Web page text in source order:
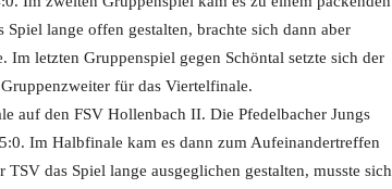
lange offen gestalten, brachte sich dann aber
letzten Gruppenspiel gegen Schöntal setzte sich der
für das Viertelfinale.
auf den FSV Hollenbach II. Die Pfedelbacher Jungs
Im Halbfinale kam es dann zum Aufeinandertreffen
das Spiel lange ausgeglichen gestalten, musste sich